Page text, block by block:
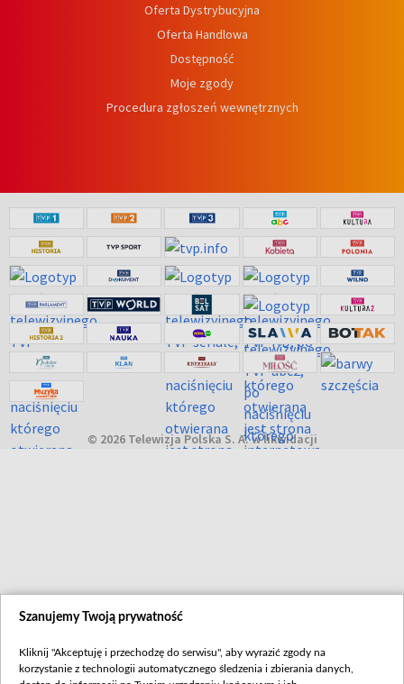
Oferta Dystrybucyjna
Oferta Handlowa
Dostępność
Moje zgody
Procedura zgłoszeń wewnętrznych
© 2026 Telewizja Polska S. A. w likwidacji
Szanujemy Twoją prywatność
Kliknij "Akceptuję i przechodzę do serwisu", aby wyrazić zgody na
korzystanie z technologii automatycznego śledzenia i zbierania danych,